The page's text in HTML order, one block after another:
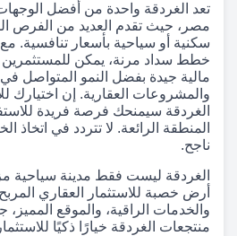
تعد الغردقة واحدة من أفضل
مصر، حيث تقدم العديد من الفرص
سكنية أو سياحية بأسعار تنافسية. مع
خطط سداد مرنة، يمكن
مالية جيدة بفضل النمو المتواصل
والمشروعات العقارية. إن اختيارك
الغردقة سيمنحك فرصة فريدة
المنطقة الرائعة. لا تتردد في اتخاذ
ناجح.
الغردقة ليست فقط مدينة سياحية
أرض خصبة للاستثمار العقاري
والخدمات الراقية، والموقع
منتجعات الغردقة خيارًا ذكيًا